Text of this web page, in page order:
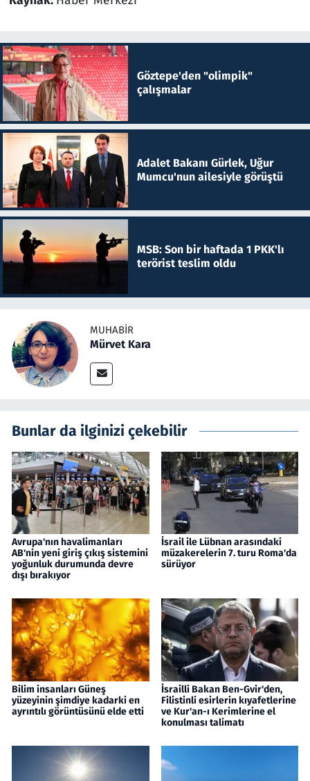
Göztepe'den "olimpik"
çalışmalar
Adalet Bakanı Gürlek, Uğur
Mumcu'nun ailesiyle görüştü
MSB: Son bir haftada 1 PKK'lı
terörist teslim oldu
MUHABIR
Mürvet Kara
Bunlar da ilginizi çekebilir
Avrupa'nın havalimanları
AB'nin yeni giriş çıkış sistemini
yoğunluk durumunda devre
dışı bırakıyor
İsrail ile Lübnan arasındaki
müzakerelerin 7. turu Roma'da
sürüyor
Bilim insanları Güneş
yüzeyinin şimdiye kadarki en
ayrıntılı görüntüsünü elde etti
İsrailli Bakan Ben-Gvir'den,
Filistinli esirlerin kıyafetlerine
ve Kur'an-ı Kerimlerine el
konulması talimatı